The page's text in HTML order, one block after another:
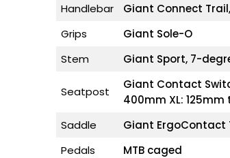
Handlebar
Giant Connect
Grips
Giant Sole-O
Stem
Giant Sport, 7-
Seatpost
Giant Contact
400mm XL:
Saddle
Giant ErgoContact
Pedals
MTB caged